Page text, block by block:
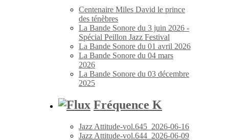
Centenaire Miles David le prince
des ténèbres
La Bande Sonore du 3 juin 2026 -
Spécial Peillon Jazz Festival
La Bande Sonore du 01 avril 2026
La Bande Sonore du 04 mars
2026
La Bande Sonore du 03 décembre
2025
Fréquence K
Jazz Attitude-vol.645_2026-06-16
Jazz Attitude-vol.644_2026-06-09